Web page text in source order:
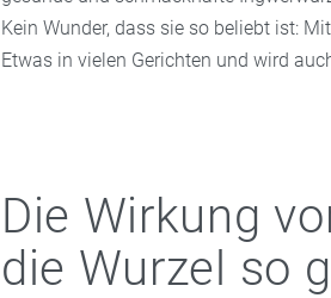
Kein Wunder, dass sie so beliebt ist:
Etwas in vielen Gerichten und wird
Die Wirkung
die Wurzel so